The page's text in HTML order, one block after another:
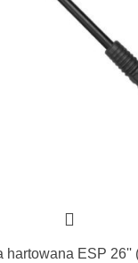
hartowana ESP 26''